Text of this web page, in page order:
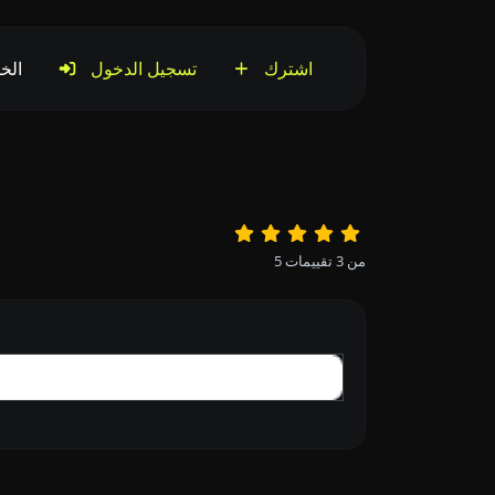
تسجيل الدخول اشترك
5 من 3تقييمات